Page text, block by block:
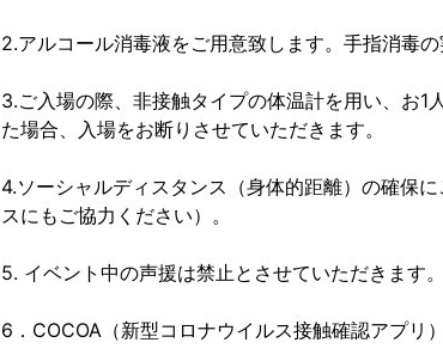
2.アルコール消毒液をご用意致します。手指消毒の
3.ご入場の際、非接触タイプの体温計を用い、お
た場合、入場をお断りさせていただきます。
4.ソーシャルディスタンス（身体的距離）の確保
スにもご協力ください）。
5. イベント中の声援は禁止とさせていただきます。
6．COCOA（新型コロナウイルス接触確認アプリ